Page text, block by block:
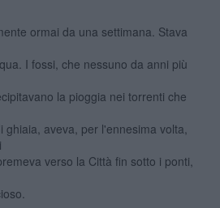
ormai da una settimana. Stava
I fossi, che nessuno da anni più
la pioggia nei torrenti che
aveva, per l'ennesima volta,
verso la Città fin sotto i ponti,